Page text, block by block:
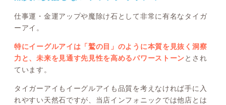
仕事運・金運アップや魔除け石として非常に有名なタイガ
ーアイ。
特にイーグルアイは「鷲の目」のように本質を見抜く洞察
力と、未来を見通す先見性を高めるパワーストーンとされ
ています。
タイガーアイもイーグルアイも品質を考えなければ手に入
れやすい天然石ですが、当店インフォニックでは他店とは